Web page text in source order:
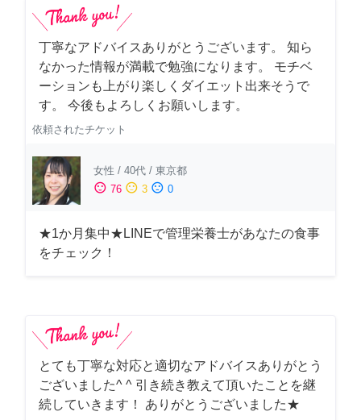
丁寧なアドバイスありがとうございます。 知ら
なかった情報が満載で勉強になります。 モチベ
ーションも上がり楽しくダイエット出来そうで
す。 今後もよろしくお願いします。
依頼されたチケット
女性 / 40代 / 東京都
sentiment_satisfied 76 sentiment_neutral 3 sentiment_dissatisfied 0
★1か月集中★LINEで管理栄養士があなたの食事
をチェック！
とても丁寧な対応と適切なアドバイスありがとう
ございました^ ^ 引き続き教えて頂いたことを継
続していきます！ ありがとうございました★